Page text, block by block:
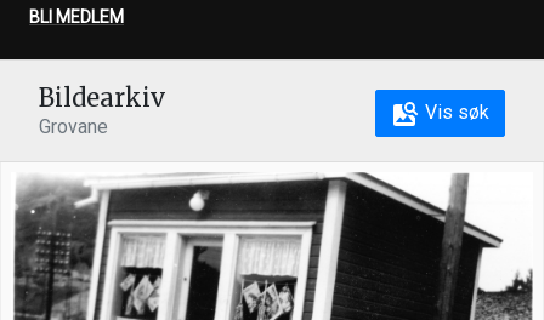
BLI MEDLEM
Bildearkiv
Grovane
Vis søk